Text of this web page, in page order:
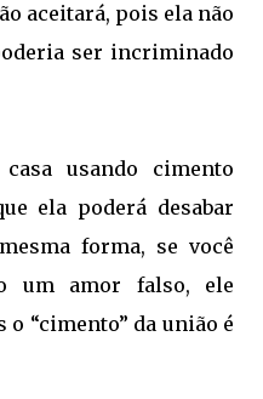
aceitará, pois ela não
ser incriminado
usando cimento
ela poderá desabar
forma, se você
um amor falso, ele
o “cimento” da união é